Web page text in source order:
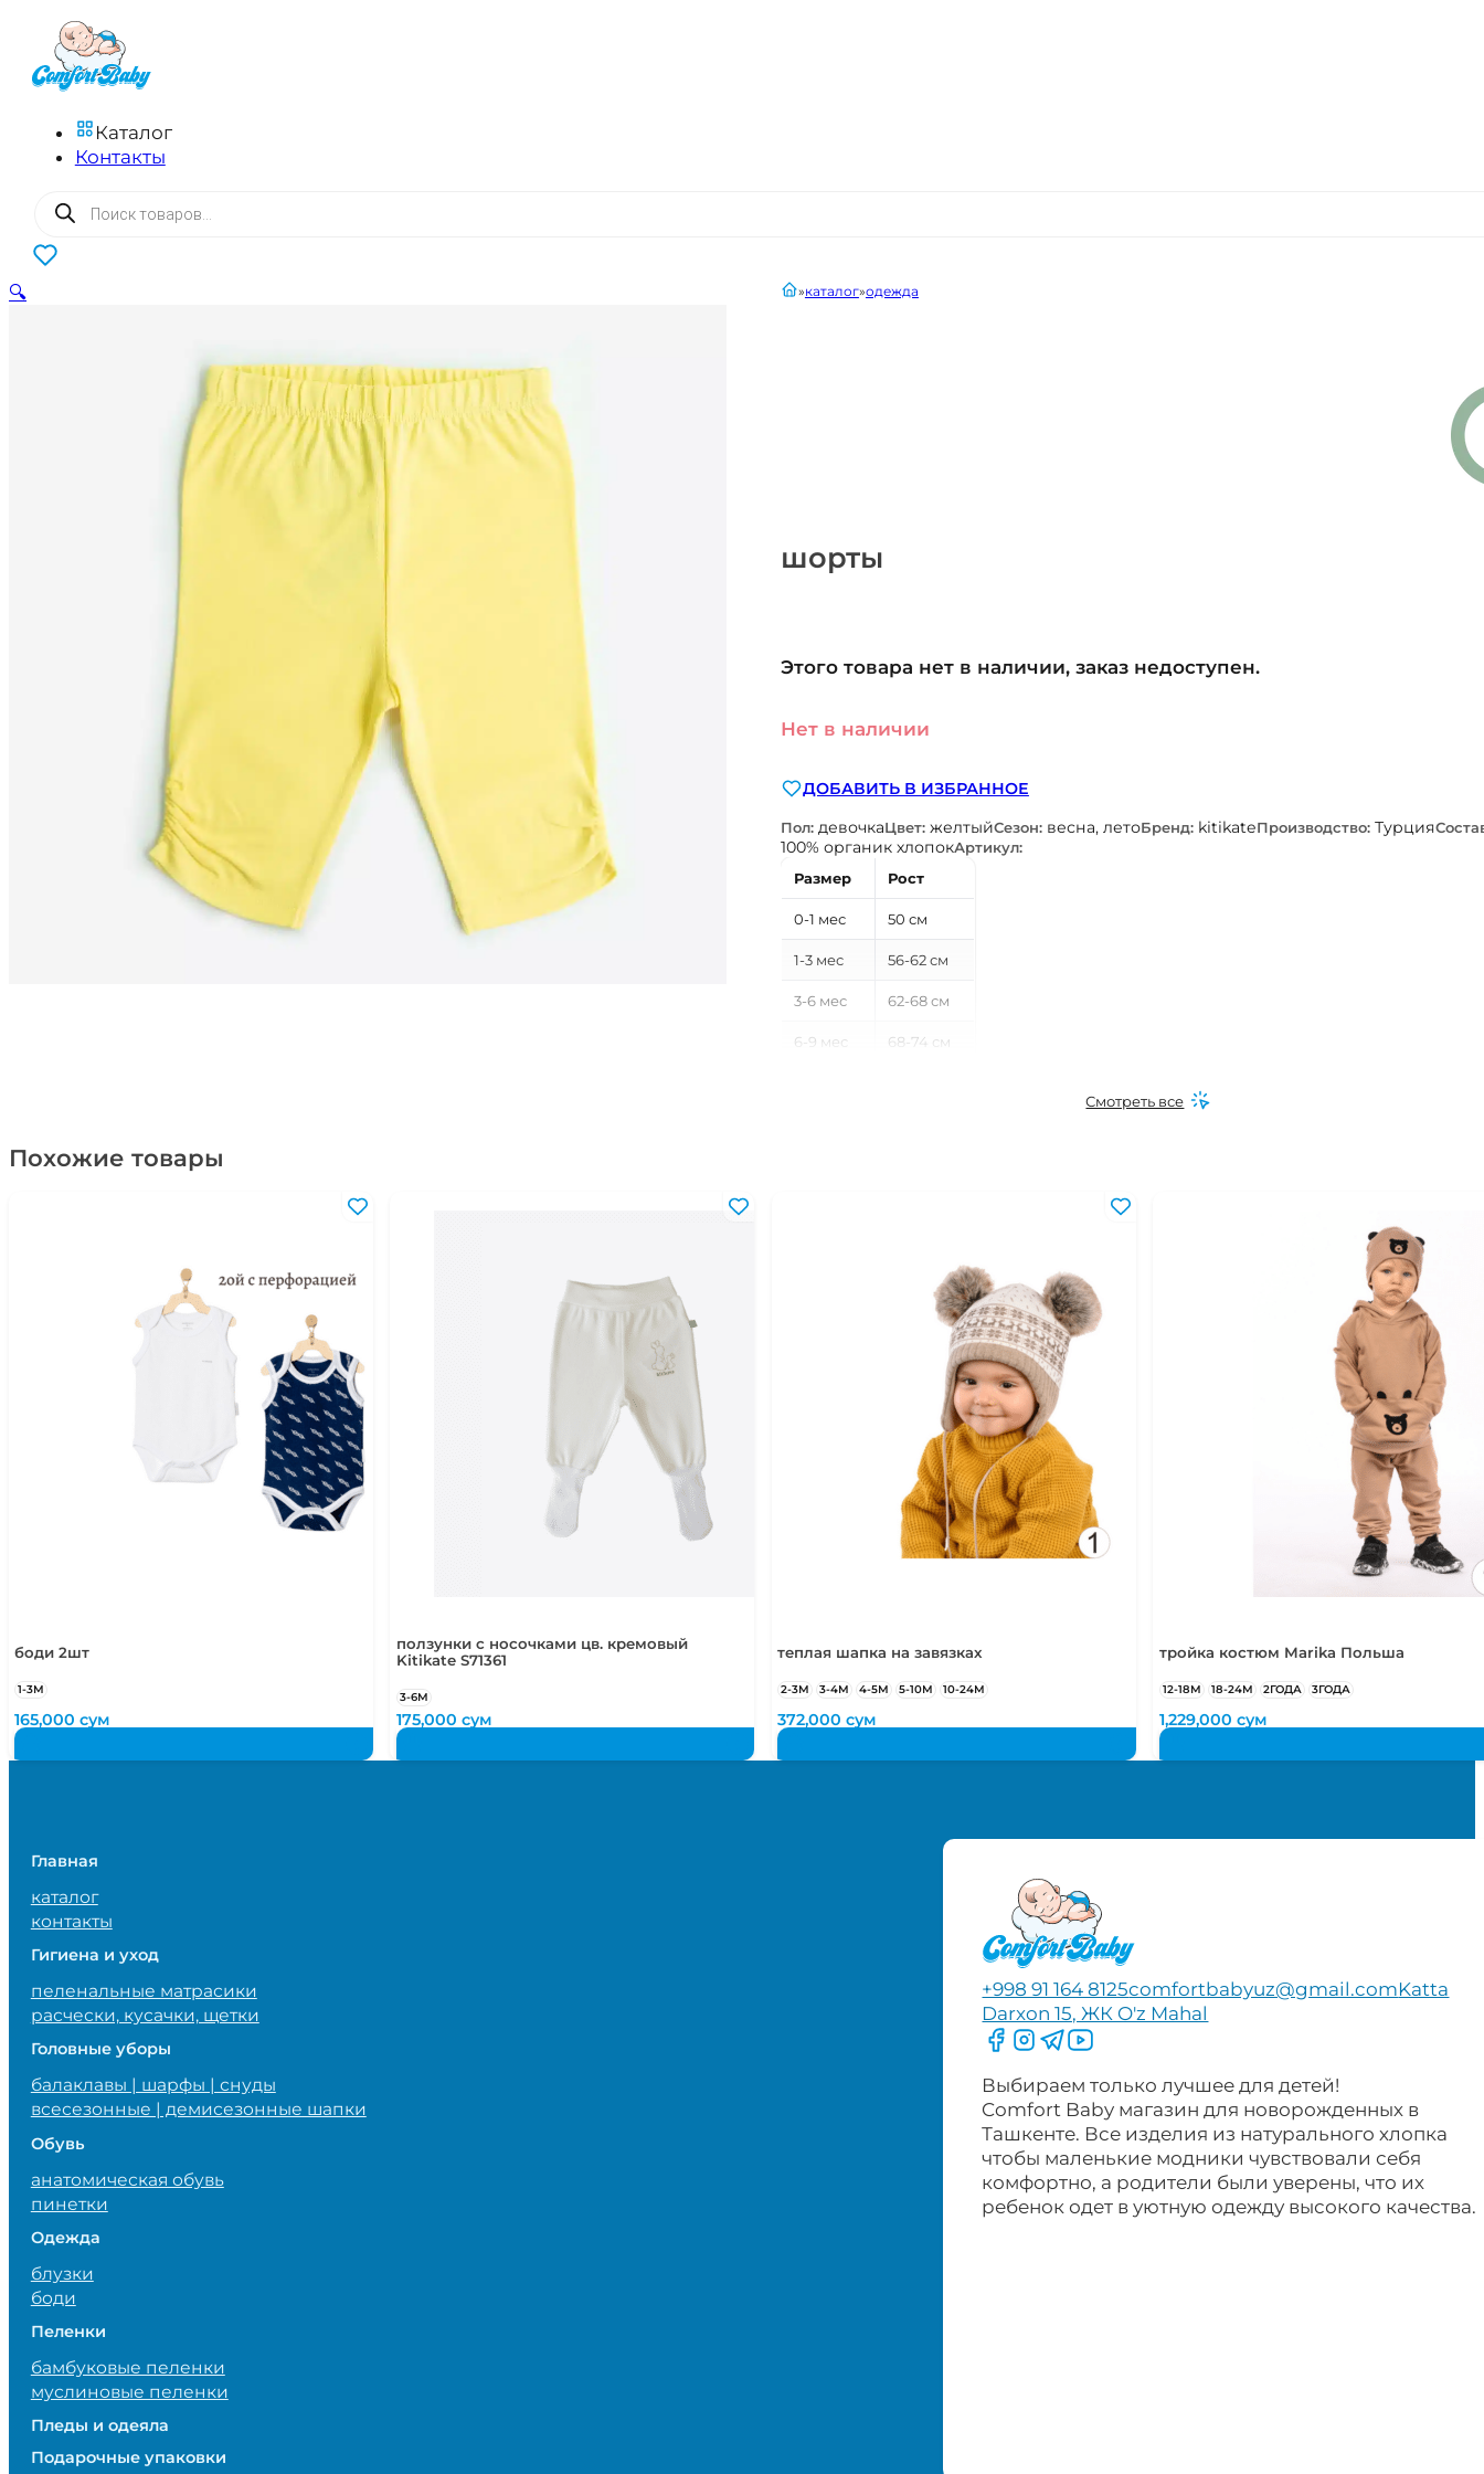
Каталог
Контакты
Поиск
товаров
0
шорты
главнаякаталог одежда
Этого товара нет в наличии, заказ недоступен.
Нет в наличии
ДОБАВИТЬ В ИЗБРАННОЕ
Пол: девочкаЦвет: желтыйСезон: весна, летоБренд: kitikateПроизводство: Турция
100% органик хлопокАртикул:
Размер
Рост
0-1 мес 50 см
1-3 мес 56-62 см
3-6 мес 62-68 см
6-9 мес 68-74 см
104-110 см
110-116 см
Смотреть все
🔍
Похожие товары
боди 2шт
1-3М
165,000сум
ползунки с носочками цв. кремовый
Kitikate S71361
3-6М
175,000 сум
теплая шапка на завязках
2-3М 3-4М 4-5М 5-10М 10-24М
372,000сум
тройка костюм Marika Польша
12-18М 18-24М 2ГОДА 3ГОДА
1,229,000 сум
Главная
каталог
контакты
Гигиена и уход
пеленальные матрасики
расчески, кусачки, щетки
Головные уборы
балаклавы | шарфы | снуды
всесезонные | демисезонные шапки
Обувь
анатомическая обувь
пинетки
Одежда
блузки
боди
Пеленки
бамбуковые пеленки
муслиновые пеленки
Пледы и одеяла
Подарочные упаковки
+998 91 164 8125comfortbabyuz@gmail.comKatta
Darxon 15, ЖК O'z Mahal
Следите за нами на Facebook
Следите за нами в Instagram
Следите за нами в Telegram
Следите за нами в YouTube
Выбираем только лучшее для детей!
Comfort Baby магазин для новорожденных в
Ташкенте. Все изделия из натурального хлопка
чтобы маленькие модники чувствовали себя
комфортно, а родители были уверены, что их
ребенок одет в уютную одежду высокого качества.